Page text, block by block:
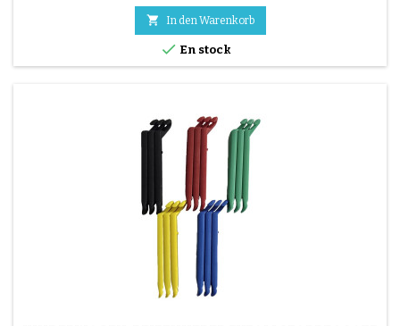
die Oberfläche. 4/ Verteilen Sie den Klebstoff gleichmäßig um das
Loch herum. 5/ Warten Sie etwa 1 Minute, bis der...
 In den Warenkorb
 En stock